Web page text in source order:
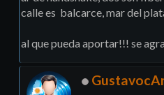
calle es balcarce, mar del
al que pueda aportar!!! se